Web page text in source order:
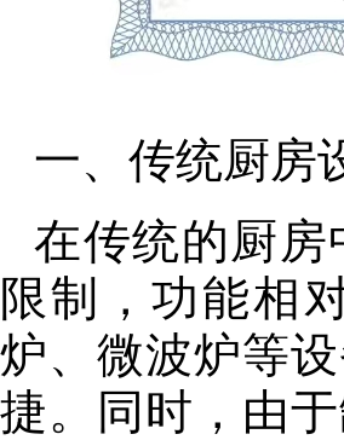
一、传统厨房
在传统的厨
限制，功能相
炉、微波炉等
捷。同时，由